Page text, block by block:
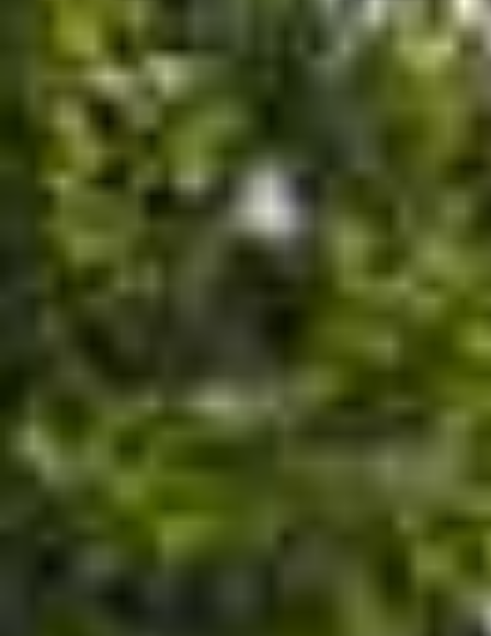
der höchste Präzision, innovative Technik und
eine einfühlsame Betreuung vereint? In der
Dorow Clinic bieten wir dir individuelle Lösungen
für gesunde und schöne Zähne – von
hochwertigen Zahnimplantaten über unsichtbare
Zahnspangen bis hin zu ästhetischen Veneers.
Unser erfahrenes Team nimmt sich Zeit für dich
und sorgt für eine angenehme, stressfreie
Behandlung.
Zahnarzt Jestetten: Aus Schaffhausen in
nur zehn Minuten in Jestetten
Nähe zur Schweizer Grenze und den
Preisvorteilen für Zahnbehandlungen in
Deutschland. Vereinbare jetzt deinen Termin und
erlebe moderne Zahnmedizin in Jestetten!